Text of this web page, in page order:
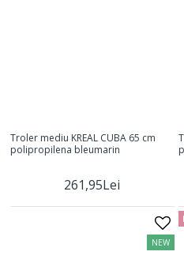
Troler mediu KREAL CUBA 65 cm
polipropilena bleumarin
261,95Lei
NEW